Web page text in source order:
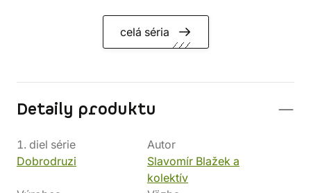
celá séria
Detaily produktu
1. diel série
Dobrodruzi
Autor
Slavomír Blažek a
kolektív